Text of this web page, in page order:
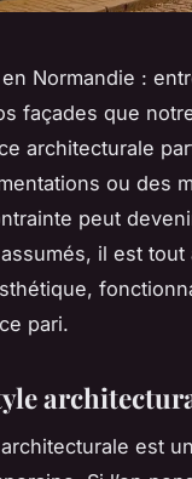
Normandie :
façades que
architecturale
ou des
peut
il est
pari.
est